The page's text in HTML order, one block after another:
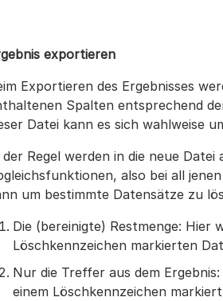
exportieren
Exportieren des Ergebnisses
Spalten entsprechend
Datei kann es sich wahlweise
der Regel werden in die neue
also bei all
um bestimmte Datensätze zu
Die (bereinigte) Restmenge: Hier
Löschkennzeichen markierten
Nur die Treffer aus dem
einem Löschkennzeichen